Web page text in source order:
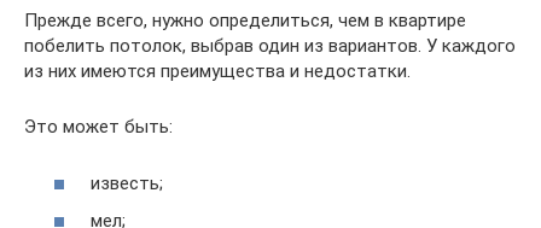
Прежде всего, нужно определиться, чем в квартире
побелить потолок, выбрав один из вариантов. У каждого
из них имеются преимущества и недостатки.
Это может быть:
известь;
мел;